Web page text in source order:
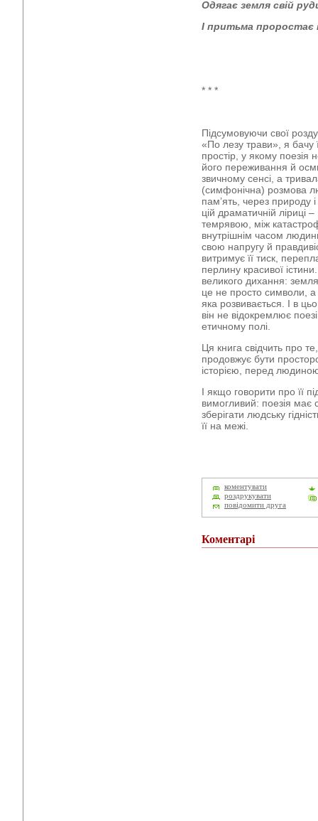
Одягає земля свій
І притьма проростає
* * *
Підсумовуючи свої
«По лезу трави», я бачу
простір, у якому
його переживання й
звичному сенсі, а
(симфонічна) розмова
пам’ять, через природу
цій драматичній ліриці
темрявою, між
внутрішнім часом
свою напругу й
витримує її тиск,
перлину красивої
великого дихання:
це не просто символи, а
яка розвивається. І в
він не відокремлює
етичному полі.
Ця книга свідчить про
продовжує бути
історією, перед
І якщо говорити про її
вимогливий: поезія має
зберігати людську
її на межі.
коментувати
роздрукувати
повідомити друга
Коментарі